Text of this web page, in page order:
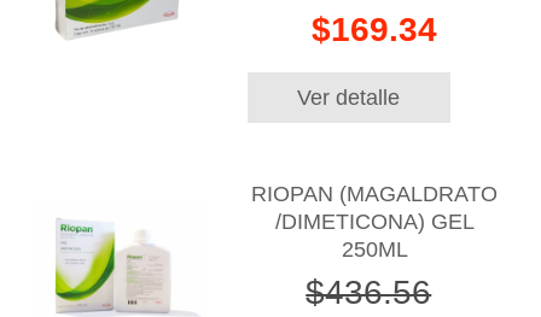
$169.34
Ver detalle
RIOPAN (MAGALDRATO
/DIMETICONA) GEL
250ML
$436.56